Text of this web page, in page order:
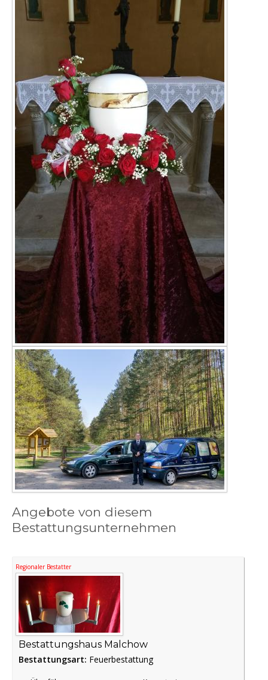
Angebote von diesem
Bestattungsunternehmen
Regionaler Bestatter
Bestattungshaus Malchow
Bestattungsart: Feuerbestattung